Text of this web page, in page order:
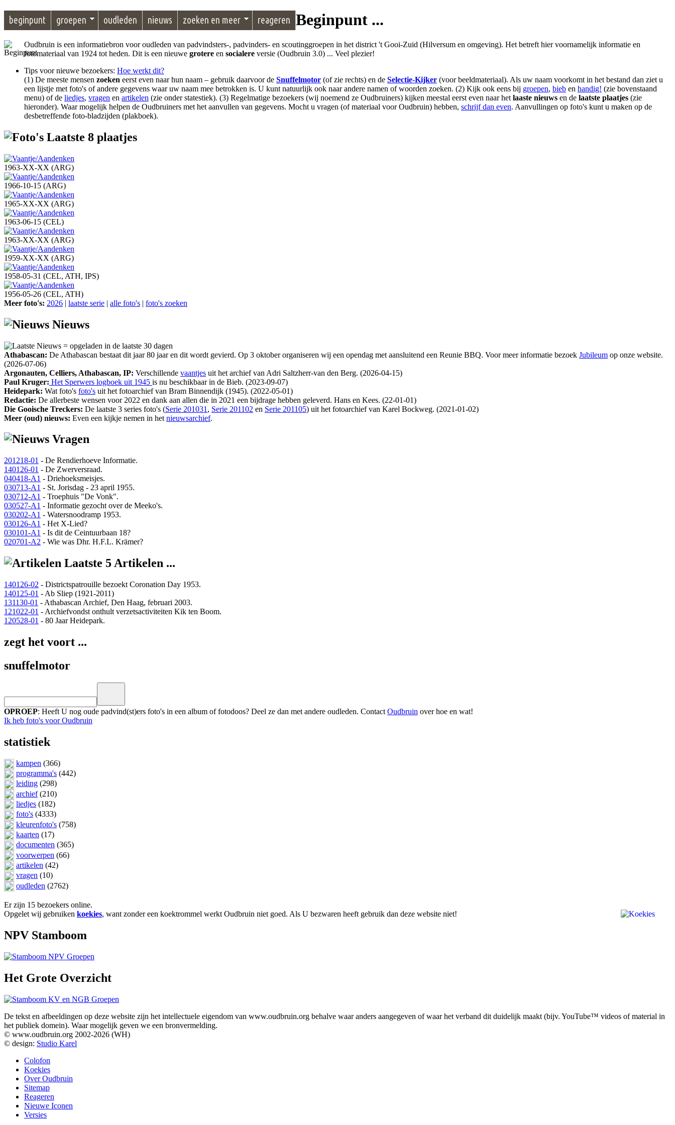
beginpunt groepen oudleden nieuws zoeken en meer reageren Beginpunt ...
Oudbruin is een informatiebron voor oudleden van padvindsters-, padvinders- en scoutinggroepen in het district 't Gooi-Zuid (Hilversum en omgeving). Het betreft hier voornamelijk informatie en
fotomateriaal van 1924 tot heden. Dit is een nieuwe grotere en socialere versie (Oudbruin 3.0) ... Veel plezier!
Tips voor nieuwe bezoekers: Hoe werkt dit?
(1) De meeste mensen zoeken eerst even naar hun naam – gebruik daarvoor de Snuffelmotor (of zie rechts) en de Selectie-Kijker (voor beeldmateriaal). Als uw naam voorkomt in het bestand dan ziet u
een lijstje met foto's of andere gegevens waar uw naam mee betrokken is. U kunt natuurlijk ook naar andere namen of woorden zoeken. (2) Kijk ook eens bij groepen, bieb en handig! (zie bovenstaand
menu) of de liedjes, vragen en artikelen (zie onder statestiek). (3) Regelmatige bezoekers (wij noemend ze Oudbruiners) kijken meestal eerst even naar het laaste nieuws en de laatste plaatjes (zie
hieronder). Waar mogelijk helpen de Oudbruiners met het aanvullen van gegevens. Mocht u vragen (of materiaal voor Oudbruin) hebben, schrijf dan even. Aanvullingen op foto's kunt u maken op de
desbetreffende foto-bladzijden (plakboek).
Laatste 8 plaatjes
1963-XX-XX (ARG)
1966-10-15 (ARG)
1965-XX-XX (ARG)
1963-06-15 (CEL)
1963-XX-XX (ARG)
1959-XX-XX (ARG)
1958-05-31 (CEL, ATH, IPS)
1956-05-26 (CEL, ATH)
Meer foto's: 2026 | laatste serie | alle foto's | foto's zoeken
Nieuws
= opgeladen in de laatste 30 dagen
Athabascan: De Athabascan bestaat dit jaar 80 jaar en dit wordt gevierd. Op 3 oktober organiseren wij een opendag met aansluitend een Reunie BBQ. Voor meer informatie bezoek Jubileum op onze website.
(2026-07-06)
Argonauten, Celliers, Athabascan, IP: Verschillende vaantjes uit het archief van Adri Saltzherr-van den Berg. (2026-04-15)
Paul Kruger: Het Sperwers logboek uit 1945 is nu beschikbaar in de Bieb. (2023-09-07)
Heidepark: Wat foto's foto's uit het fotoarchief van Bram Binnendijk (1945). (2022-05-01)
Redactie: De allerbeste wensen voor 2022 en dank aan allen die in 2021 een bijdrage hebben geleverd. Hans en Kees. (22-01-01)
Die Gooische Treckers: De laatste 3 series foto's (Serie 201031 , Serie 201102 en Serie 201105) uit het fotoarchief van Karel Bockweg. (2021-01-02)
Meer (oud) nieuws: Even een kijkje nemen in het nieuwsarchief.
Vragen
201218-01 - De Rendierhoeve Informatie.
140126-01 - De Zwerversraad.
040418-A1 - Driehoeksmeisjes.
030713-A1 - St. Jorisdag - 23 april 1955.
030712-A1 - Troephuis "De Vonk".
030527-A1 - Informatie gezocht over de Meeko's.
030202-A1 - Watersnoodramp 1953.
030126-A1 - Het X-Lied?
030101-A1 - Is dit de Ceintuurbaan 18?
020701-A2 - Wie was Dhr. H.F.L. Krämer?
Laatste 5 Artikelen ...
140126-02 - Districtspatrouille bezoekt Coronation Day 1953.
140125-01 - Ab Sliep (1921-2011)
131130-01 - Athabascan Archief, Den Haag, februari 2003.
121022-01 - Archiefvondst onthult verzetsactiviteiten Kik ten Boom.
120528-01 - 80 Jaar Heidepark.
zegt het voort ...
snuffelmotor
OPROEP: Heeft U nog oude padvind(st)ers foto's in een album of fotodoos? Deel ze dan met andere oudleden. Contact Oudbruin over hoe en wat!
Ik heb foto's voor Oudbruin
statistiek
kampen (366)
programma's (442)
leiding (298)
archief(210)
liedjes (182)
foto's (4333)
kleurenfoto's (758)
kaarten (17)
documenten (365)
voorwerpen (66)
artikelen (42)
vragen (10)
oudleden (2762)
Er zijn 15 bezoekers online.
Opgelet wij gebruiken koekies, want zonder een koektrommel werkt Oudbruin niet goed. Als U bezwaren heeft gebruik dan deze website niet!
NPV Stamboom
Het Grote Overzicht
De tekst en afbeeldingen op deze website zijn het intellectuele eigendom van www.oudbruin.org behalve waar anders aangegeven of waar het verband dit duidelijk maakt (bijv. YouTube™ videos of material in
het publiek domein). Waar mogelijk geven we een bronvermelding.
© www.oudbruin.org 2002-2026 (WH)
© design: Studio Karel
Colofon
Koekies
Over Oudbruin
Sitemap
Reageren
Nieuwe Iconen
Versies